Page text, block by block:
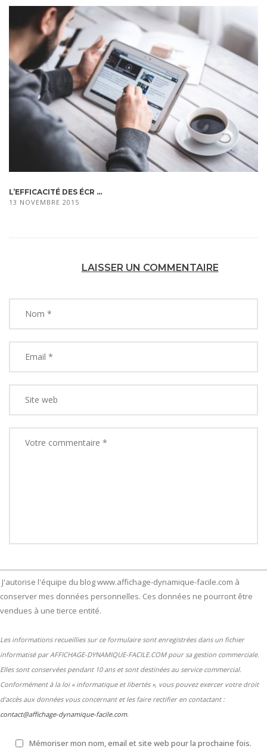
L’EFFICACITÉ DES ÉCR ...
13 NOVEMBRE 2015
LAISSER UN COMMENTAIRE
J'autorise l'équipe du blog www.affichage-dynamique-facile.com à
conserver mes données personnelles. Ces données ne pourront être
vendues à une tierce entité.
Les informations recueillies sur ce formulaire sont enregistrées dans un fichier
informatisé par AFFICHAGE-DYNAMIQUE-FACILE.COM pour sa gestion commerciale.
Elles sont conservées pendant 10 ans et sont destinées au service commercial.
Conformément à la loi « informatique et libertés », vous pouvez exercer votre droit
d'accès aux données vous concernant et les faire rectifier en contactant :
contact@affichage-dynamique-facile.com.
Mémoriser mon nom, email et site web pour la prochaine fois.